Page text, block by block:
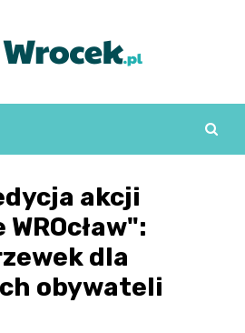
akcji
dla
obywateli